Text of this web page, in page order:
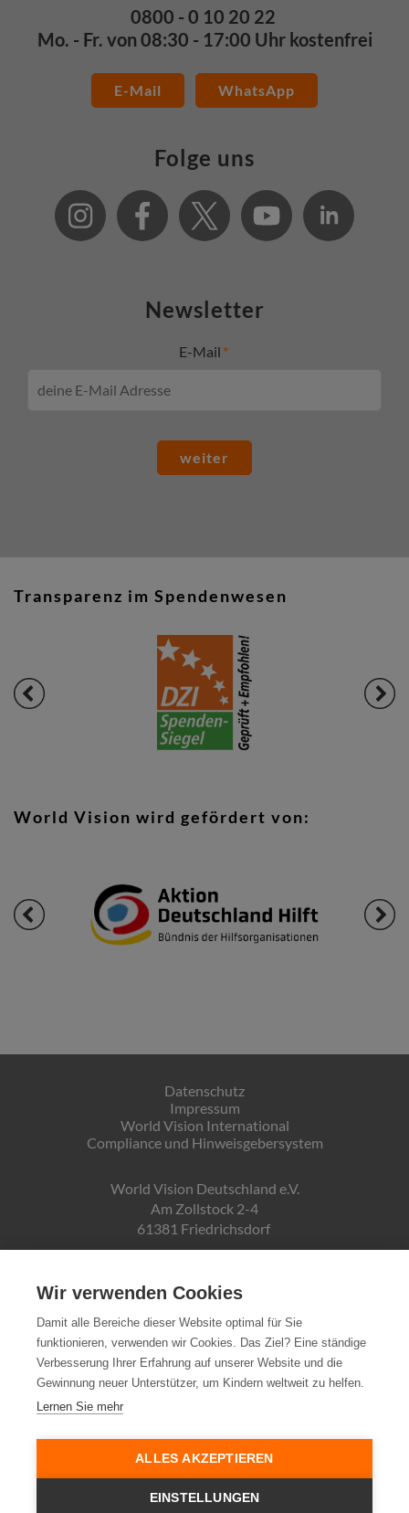
0800 - 0 10 20 22
Mo. - Fr. von 08:30 - 17:00 Uhr kostenfrei
E-Mail WhatsApp
Folge uns
Newsletter
E-Mail
weiter
Transparenz im Spendenwesen
World Vision wird gefördert von:
Datenschutz
Impressum
World Vision International
Compliance und Hinweisgebersystem
World Vision Deutschland e.V.
Am Zollstock 2-4
61381 Friedrichsdorf
DE19ZZZ00000150171
Spendenkonto:
Pax-Bank für Kirche und Caritas eG
IBAN DE72370601934010500007
Wir verwenden Cookies
Damit alle Bereiche dieser Website optimal für Sie
funktionieren, verwenden wir Cookies. Das Ziel? Eine ständige
Verbesserung Ihrer Erfahrung auf unserer Website und die
Gewinnung neuer Unterstützer, um Kindern weltweit zu helfen.
Lernen Sie mehr
ALLES AKZEPTIEREN
EINSTELLUNGEN